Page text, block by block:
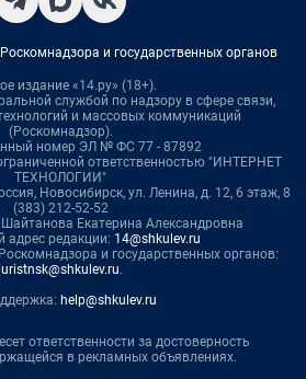
и государственных органов
издание «14.ру» (18+).
службой по надзору в сфере связи,
и массовых коммуникаций
(Роскомнадзор).
номер ЭЛ № ФС 77 - 87892
ответственностью "ИНТЕРНЕТ
ТЕХНОЛОГИИ"
Новосибирск, ул. Ленина, д. 12, 6 этаж, 8
(383) 212-52-52
Екатерина Александровна
адрес редакции: 14@shkulev.ru
и государственных органов:
.
help@shkulev.ru
ответственности за достоверность
в рекламных объявлениях.